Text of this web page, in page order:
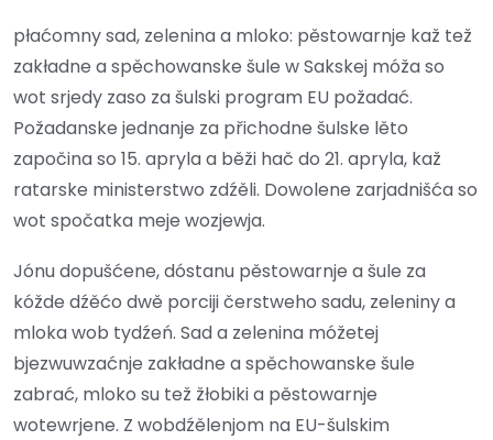
płaćomny sad, zelenina a mloko: pěstowarnje kaž tež
zakładne a spěchowanske šule w Sakskej móža so
wot srjedy zaso za šulski program EU požadać.
Požadanske jednanje za přichodne šulske lěto
započina so 15. apryla a běži hač do 21. apryla, kaž
ratarske ministerstwo zdźěli. Dowolene zarjadnišća so
wot spočatka meje wozjewja.
Jónu dopušćene, dóstanu pěstowarnje a šule za
kóžde dźěćo dwě porciji čerstweho sadu, zeleniny a
mloka wob tydźeń. Sad a zelenina móžetej
bjezwuwzaćnje zakładne a spěchowanske šule
zabrać, mloko su tež žłobiki a pěstowarnje
wotewrjene. Z wobdźělenjom na EU-šulskim